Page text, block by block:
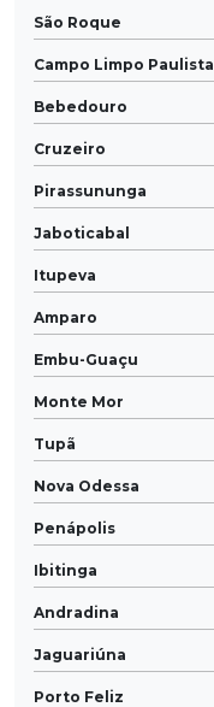
São Roque
Campo Limpo Paulista
Bebedouro
Cruzeiro
Pirassununga
Jaboticabal
Itupeva
Amparo
Embu-Guaçu
Monte Mor
Tupã
Nova Odessa
Penápolis
Ibitinga
Andradina
Jaguariúna
Porto Feliz